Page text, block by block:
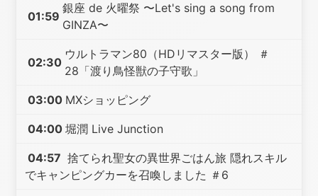
01:59
銀座 de 火曜祭 〜Let's sing a song from
GINZA〜
02:30
ウルトラマン80（HDリマスター版） ＃
28「渡り鳥怪獣の子守歌」
03:00 MXショッピング
04:00 堀潤 Live Junction
04:57 捨てられ聖女の異世界ごはん旅 隠れスキル
でキャンピングカーを召喚しました ＃6